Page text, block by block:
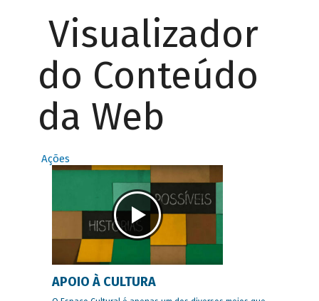
Visualizador
do Conteúdo
da Web
Ações
APOIO À CULTURA